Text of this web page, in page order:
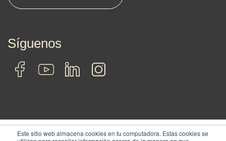
Este sitio web almacena cookies en tu computadora. Estas cookies se
Síguenos